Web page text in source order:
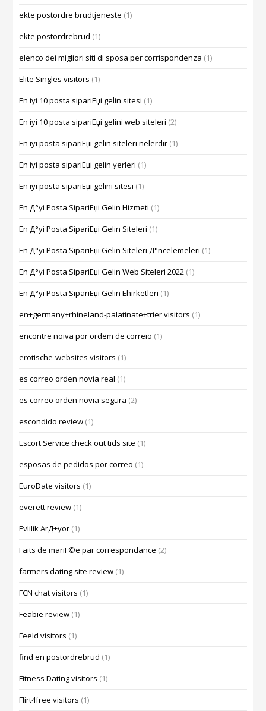
ekte postordre brudtjeneste (1)
ekte postordrebrud (1)
elenco dei migliori siti di sposa per corrispondenza (1)
Elite Singles visitors (1)
En iyi 10 posta sipariЕџi gelin sitesi (1)
En iyi 10 posta sipariЕџi gelini web siteleri (2)
En iyi posta sipariЕџi gelin siteleri nelerdir (1)
En iyi posta sipariЕџi gelin yerleri (1)
En iyi posta sipariЕџi gelini sitesi (1)
En Д°yi Posta SipariЕџi Gelin Hizmeti (1)
En Д°yi Posta SipariЕџi Gelin Siteleri (1)
En Д°yi Posta SipariЕџi Gelin Siteleri Д°ncelemeleri (1)
En Д°yi Posta SipariЕџi Gelin Web Siteleri 2022 (1)
En Д°yi Posta SipariЕџi Gelin Ећirketleri (1)
en+germany+rhineland-palatinate+trier visitors (1)
encontre noiva por ordem de correio (1)
erotische-websites visitors (1)
es correo orden novia real (1)
es correo orden novia segura (2)
escondido review (1)
Escort Service check out tids site (1)
esposas de pedidos por correo (1)
EuroDate visitors (1)
everett review (1)
Evlilik ArД±yor (1)
Faits de mariГ©e par correspondance (2)
farmers dating site review (1)
FCN chat visitors (1)
Feabie review (1)
Feeld visitors (1)
find en postordrebrud (1)
Fitness Dating visitors (1)
Flirt4free visitors (1)